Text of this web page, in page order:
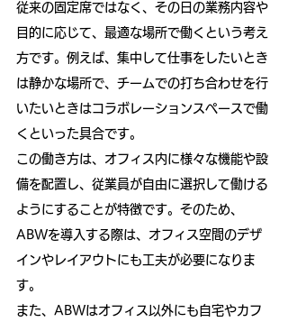
従来の固定席ではなく、その日の業務内容や
目的に応じて、最適な場所で働くという考え
方です。例えば、集中して仕事をしたいとき
は静かな場所で、チームでの打ち合わせを行
いたいときはコラボレーションスペースで働
くといった具合です。
この働き方は、オフィス内に様々な機能や設
備を配置し、従業員が自由に選択して働ける
ようにすることが特徴です。そのため、
ABWを導入する際は、オフィス空間のデザ
インやレイアウトにも工夫が必要になりま
す。
また、ABWはオフィス以外にも自宅やカフ